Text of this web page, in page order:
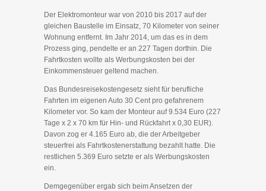
Der Elektromonteur war von 2010 bis 2017 auf der
gleichen Baustelle im Einsatz, 70 Kilometer von seiner
Wohnung entfernt. Im Jahr 2014, um das es in dem
Prozess ging, pendelte er an 227 Tagen dorthin. Die
Fahrtkosten wollte als Werbungskosten bei der
Einkommensteuer geltend machen.
Das Bundesreisekostengesetz sieht für berufliche
Fahrten im eigenen Auto 30 Cent pro gefahrenem
Kilometer vor. So kam der Monteur auf 9.534 Euro (227
Tage x 2 x 70 km für Hin- und Rückfahrt x 0,30 EUR).
Davon zog er 4.165 Euro ab, die der Arbeitgeber
steuerfrei als Fahrtkostenerstattung bezahlt hatte. Die
restlichen 5.369 Euro setzte er als Werbungskosten
ein.
Demgegenüber ergab sich beim Ansetzen der